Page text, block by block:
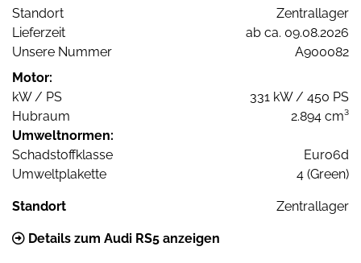
Standort
Zentrallager
Lieferzeit
ab ca. 09.08.2026
Unsere Nummer
A900082
Motor:
kW / PS
331 kW / 450 PS
Hubraum
2.894 cm³
Umweltnormen:
Schadstoffklasse
Euro6d
Umweltplakette
4 (Green)
Standort Zentrallager
Details zum Audi RS5 anzeigen